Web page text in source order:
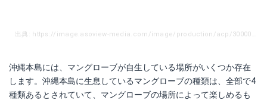
沖縄本島には、マングローブが自生している場所がいくつか存在
します。沖縄本島に生息しているマングローブの種類は、全部で4
種類あるとされていて、マングローブの場所によって楽しめるも